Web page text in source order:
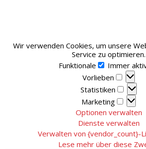
Wir verwenden Cookies, um unsere
Service zu optimieren.
Funktionale
Funktionale
Immer
Vorlieben
Statistiken
Marketing
Optionen verwalten
Dienste verwalten
Verwalten von {vendor_count}-
Lese mehr über diese